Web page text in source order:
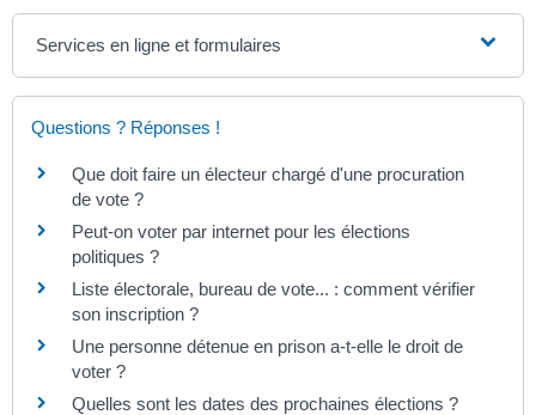
Services en ligne et formulaires
Questions ? Réponses !
Que doit faire un électeur chargé d'une procuration
de vote ?
Peut-on voter par internet pour les élections
politiques ?
Liste électorale, bureau de vote... : comment vérifier
son inscription ?
Une personne détenue en prison a-t-elle le droit de
voter ?
Quelles sont les dates des prochaines élections ?